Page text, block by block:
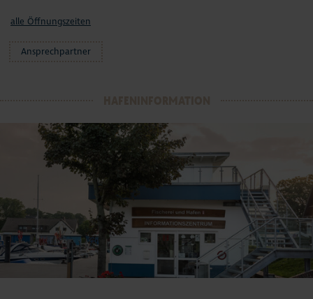
alle Öffnungszeiten
Ansprechpartner